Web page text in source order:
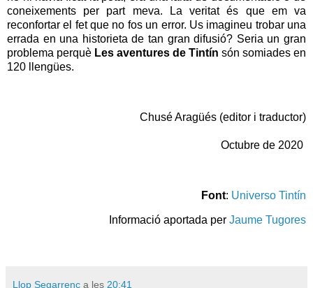
coneixements per part meva. La veritat és que em va
reconfortar el fet que no fos un error. Us imagineu trobar una
errada en una historieta de tan gran difusió? Seria un gran
problema perquè Les aventures de Tintín són somiades en
120 llengües.
Chusé Aragüés (editor i traductor)
Octubre de 2020
Font: Universo Tintín
Informació aportada per Jaume Tugores
Llop Segarrenc a les 20:41